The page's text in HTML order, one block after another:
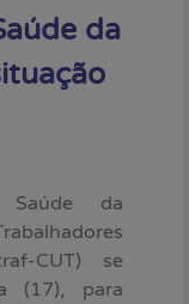
da
da
CUT) se
(17), para